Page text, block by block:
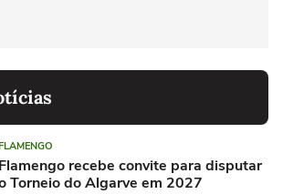
Flamengo recebe convite para disputar
Torneio do Algarve em 2027